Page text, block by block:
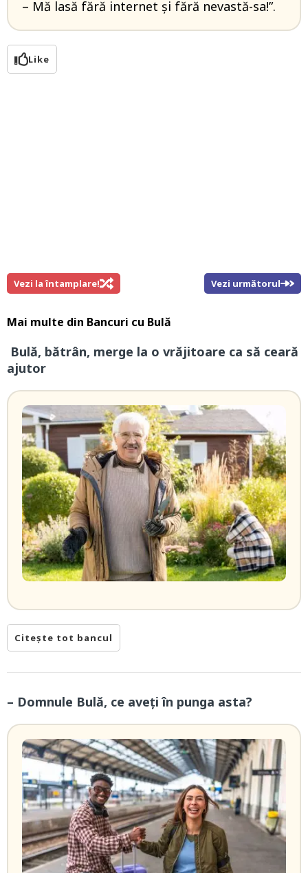
– Mă lasă fără internet și fără nevastă-sa!”.
Like
Vezi la întamplare! Vezi următorul
Mai multe din Bancuri cu Bulă
Bulă, bătrân, merge la o vrăjitoare ca să ceară
ajutor
Citește tot bancul
– Domnule Bulă, ce aveți în punga asta?